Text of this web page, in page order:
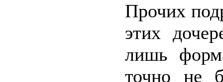
Прочих
этих
лишь
точно не